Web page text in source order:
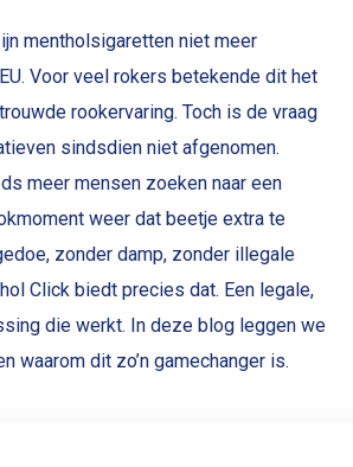
mentholsigaretten niet meer
Voor veel rokers betekende dit het
rookervaring. Toch is de vraag
sindsdien niet afgenomen.
meer mensen zoeken naar een
weer dat beetje extra te
zonder damp, zonder illegale
Click biedt precies dat. Een legale,
die werkt. In deze blog leggen we
waarom dit zo’n gamechanger is.